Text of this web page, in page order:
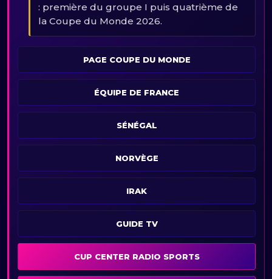
: première du groupe I puis quatrième de
la Coupe du Monde 2026.
PAGE COUPE DU MONDE
ÉQUIPE DE FRANCE
SÉNÉGAL
NORVÈGE
IRAK
GUIDE TV
CUP CENTER RADIO SPORTS